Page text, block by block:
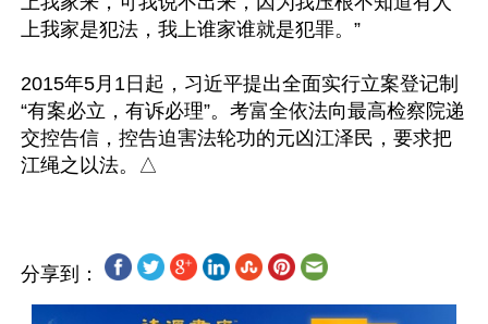
上我家是犯法，我上谁家谁就是犯罪。”
2015年5月1日起，习近平提出全面实行立案登记制
“有案必立，有诉必理”。考富全依法向最高检察院递
交控告信，控告迫害法轮功的元凶江泽民，要求把
分享到：